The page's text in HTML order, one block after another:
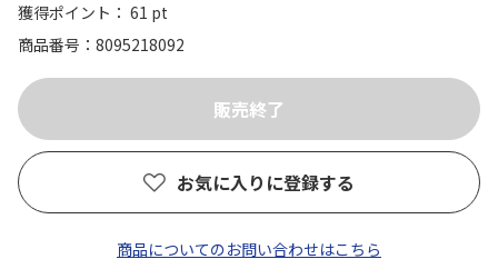
獲得ポイント： 61 pt
商品番号
8095218092
お気に入りに登録する
商品についてのお問い合わせはこちら